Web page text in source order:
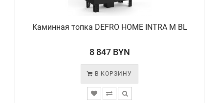
Каминная топка DEFRO HOME INTRA M BL
8 847 BYN
В КОРЗИНУ